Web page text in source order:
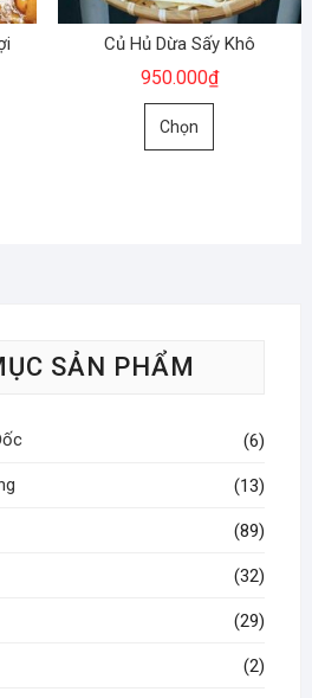
chọn
trên
trang
phẩm
Củ Hủ Dừa Sấy Khô
950.000₫
Chọn
Sản
được
chọn
trang
sản
phẩm
SẢN PHẨM
(6)
(13)
(89)
(32)
(29)
(2)